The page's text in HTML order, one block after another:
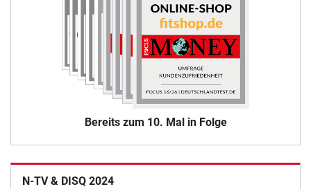
Bereits zum 10. Mal in Folge
N-TV & DISQ 2024